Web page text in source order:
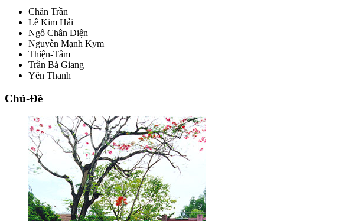
Chân Trần
Lê Kim Hải
Ngô Chân Điện
Nguyễn Mạnh Kym
Thiện-Tâm
Trần Bá Giang
Yên Thanh
Chủ-Đề